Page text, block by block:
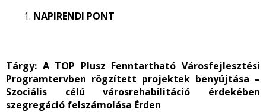
NAPIRENDI PONT
Tárgy: A TOP Plusz Fenntartható Városfejlesztési
Programtervben rögzített projektek benyújtása –
Szociális célú városrehabilitáció érdekében
szegregáció felszámolása Érden